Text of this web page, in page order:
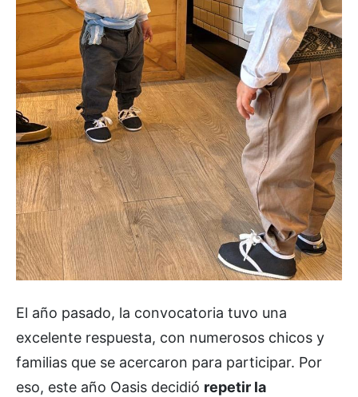
El año pasado, la convocatoria tuvo una
excelente respuesta, con numerosos chicos y
familias que se acercaron para participar. Por
eso, este año Oasis decidió repetir la